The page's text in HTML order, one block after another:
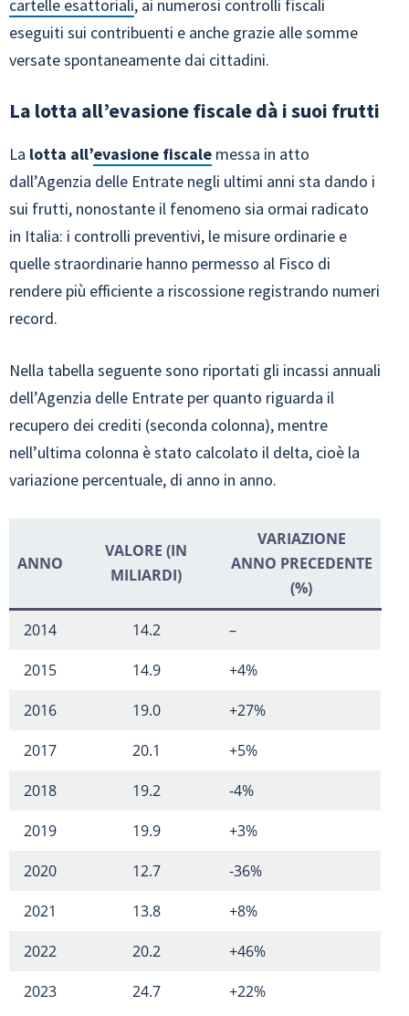
cartelle esattoriali, ai numerosi controlli fiscali
eseguiti sui contribuenti e anche grazie alle somme
versate spontaneamente dai cittadini.
La lotta all’evasione fiscale dà i suoi frutti
La lotta all’evasione fiscale messa in atto
dall’Agenzia delle Entrate negli ultimi anni sta dando i
sui frutti, nonostante il fenomeno sia ormai radicato
in Italia: i controlli preventivi, le misure ordinarie e
quelle straordinarie hanno permesso al Fisco di
rendere più efficiente a riscossione registrando numeri
record.
Nella tabella seguente sono riportati gli incassi annuali
dell’Agenzia delle Entrate per quanto riguarda il
recupero dei crediti (seconda colonna), mentre
nell’ultima colonna è stato calcolato il delta, cioè la
variazione percentuale, di anno in anno.
ANNO
VALORE (IN
MILIARDI)
VARIAZIONE
ANNO PRECEDENTE
(%)
2014 14.2
–
2015
14.9
+4%
2016
19.0
+27%
2017
20.1
+5%
2018
19.2
-4%
2019
19.9
+3%
2020
12.7
-36%
2021
13.8
+8%
2022
20.2
+46%
2023
24.7 +22%